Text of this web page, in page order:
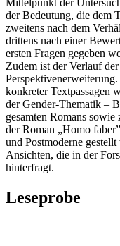
der Bedeutung, die dem
zweitens nach dem
drittens nach einer
ersten Fragen gegeben
Zudem ist der Verlauf
konkreter Textpassagen
der Gender-Thematik –
gesamten Romans
der Roman „Homo
und Postmoderne
Ansichten, die in der
hinterfragt.
Leseprobe